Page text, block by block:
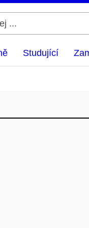
Studující